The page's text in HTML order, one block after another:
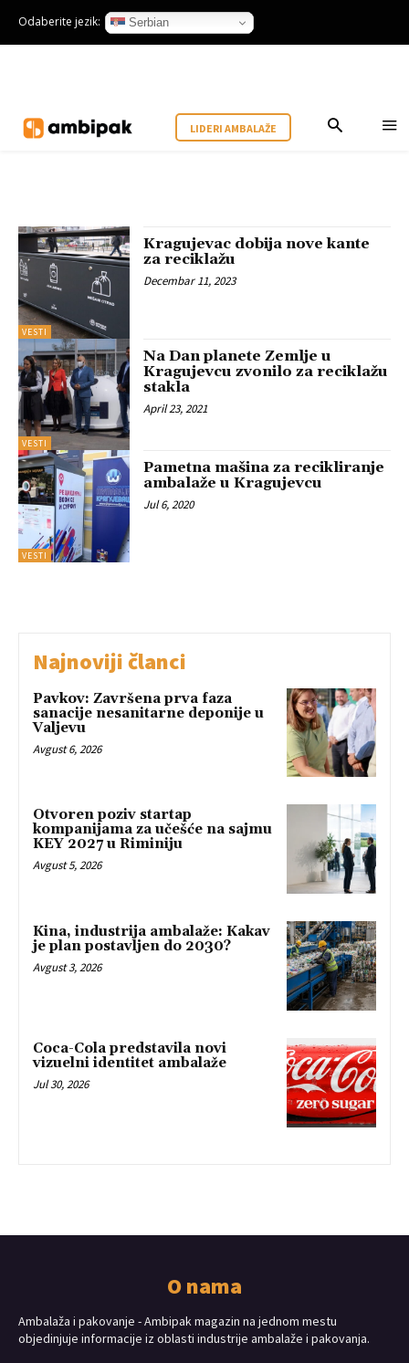
Odaberite jezik: Serbian
LIDERI AMBALAŽE
VESTI
Kragujevac dobija nove kante
za reciklažu
Decembar 11, 2023
VESTI
Na Dan planete Zemlje u
Kragujevcu zvonilo za reciklažu
stakla
April 23, 2021
VESTI
Pametna mašina za recikliranje
ambalaže u Kragujevcu
Jul 6, 2020
Najnoviji članci
Pavkov: Završena prva faza
sanacije nesanitarne deponije u
Valjevu
Avgust 6, 2026
Otvoren poziv startap
kompanijama za učešće na sajmu
KEY 2027 u Riminiju
Avgust 5, 2026
Kina, industrija ambalaže: Kakav
je plan postavljen do 2030?
Avgust 3, 2026
Coca-Cola predstavila novi
vizuelni identitet ambalaže
Jul 30, 2026
O nama
Ambalaža i pakovanje - Ambipak magazin na jednom mestu
objedinjuje informacije iz oblasti industrije ambalaže i pakovanja.